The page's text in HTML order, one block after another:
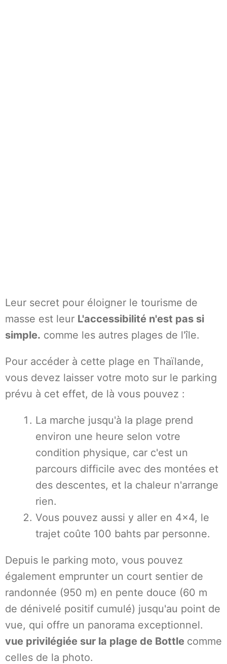
Leur secret pour éloigner le tourisme de
masse est leur L'accessibilité n'est pas si
simple. comme les autres plages de l'île.
Pour accéder à cette plage en Thaïlande,
vous devez laisser votre moto sur le parking
prévu à cet effet, de là vous pouvez :
La marche jusqu'à la plage prend
environ une heure selon votre
condition physique, car c'est un
parcours difficile avec des montées et
des descentes, et la chaleur n'arrange
rien.
Vous pouvez aussi y aller en 4x4, le
trajet coûte 100 bahts par personne.
Depuis le parking moto, vous pouvez
également emprunter un court sentier de
randonnée (950 m) en pente douce (60 m
de dénivelé positif cumulé) jusqu'au point de
vue, qui offre un panorama exceptionnel.
vue privilégiée sur la plage de Bottle comme
celles de la photo.